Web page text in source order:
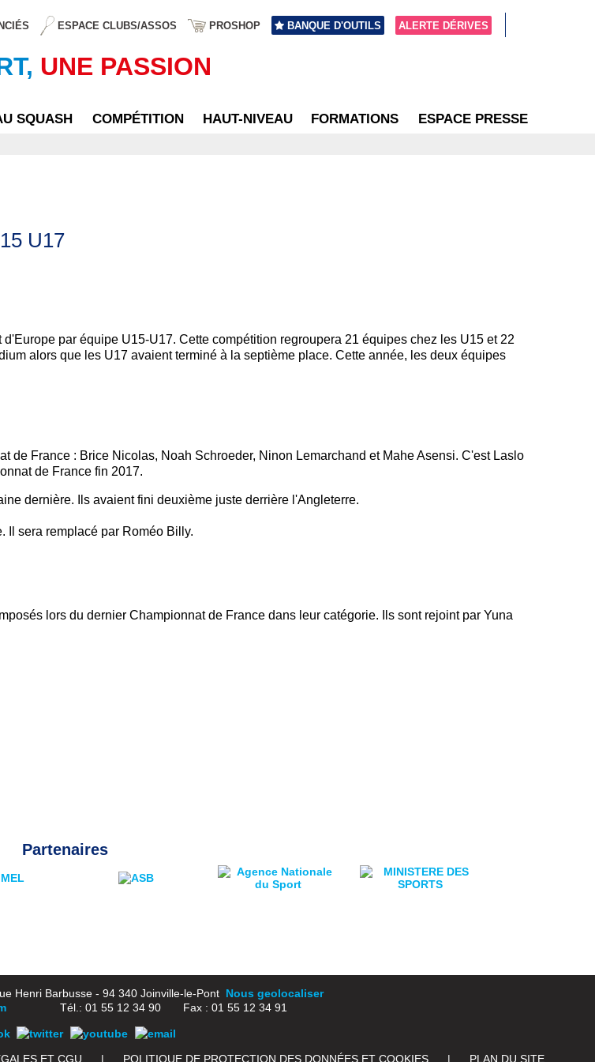
ESPACE CLUBS/ASSOS PROSHOP BANQUE D'OUTILS ALERTE DÉRIVES
UNE PASSION
SQUASH COMPÉTITION HAUT-NIVEAU FORMATIONS ESPACE PRESSE
U17
par équipe U15-U17. Cette compétition regroupera 21 équipes chez les U15 et 22
alors que les U17 avaient terminé à la septième place. Cette année, les deux équipes
de France : Brice Nicolas, Noah Schroeder, Ninon Lemarchand et Mahe Asensi. C'est Laslo
de France fin 2017.
dernière. Ils avaient fini deuxième juste derrière l'Angleterre.
Il sera remplacé par Roméo Billy.
lors du dernier Championnat de France dans leur catégorie. Ils sont rejoint par Yuna
Partenaires
Henri Barbusse - 94 340 Joinville-le-Pont Nous geolocaliser
Tél.: 01 55 12 34 90 Fax : 01 55 12 34 91
ET CGU | POLITIQUE DE PROTECTION DES DONNÉES ET COOKIES | PLAN DU SITE